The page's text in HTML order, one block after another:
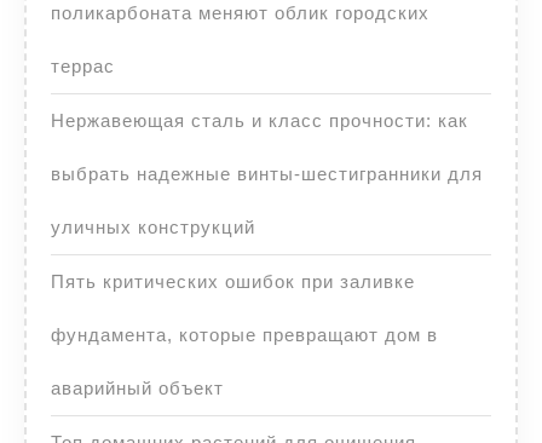
поликарбоната меняют облик городских
террас
Нержавеющая сталь и класс прочности: как
выбрать надежные винты-шестигранники для
уличных конструкций
Пять критических ошибок при заливке
фундамента, которые превращают дом в
аварийный объект